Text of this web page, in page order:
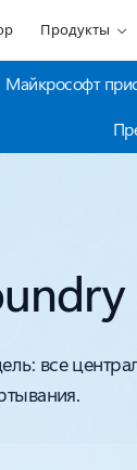
Продукты
Майкрософт
все